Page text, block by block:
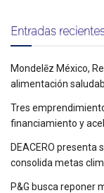
Entradas
Mondelēz México,
alimentación
Tres
financiamiento y
DEACERO presenta
consolida metas
P&G busca reponer